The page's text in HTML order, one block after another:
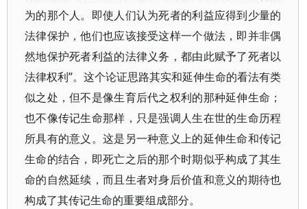
为的那个人。即使人们认为死者的利益应得到少量的
法律保护，他们也应该接受这样一个做法，即并非偶
然地保护死者利益的法律义务，都由此赋予了死者以
法律权利”。这个论证思路其实和延伸生命的看法有类
似之处，但不是像生育后代之权利的那种延伸生命；
也不像传记生命那样，只是强调人生在世的生命历程
所具有的意义。这是另一种意义上的延伸生命和传记
生命的结合，即死亡之后的那个时期似乎构成了其生
命的自然延续，而且生者对身后价值和意义的期待也
构成了其传记生命的重要组成部分。